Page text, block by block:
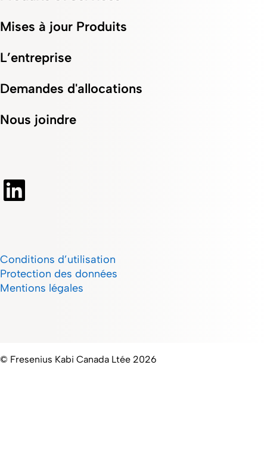
Mises à jour Produits
L’entreprise
Demandes d'allocations
Nous joindre
Conditions d’utilisation
Protection des données
Mentions légales
© Fresenius Kabi Canada Ltée 2026